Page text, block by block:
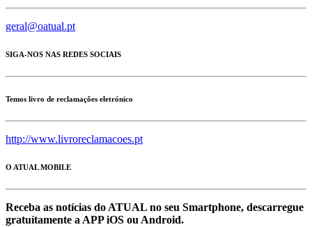
geral@oatual.pt
SIGA-NOS NAS REDES SOCIAIS
Temos livro de reclamações eletrónico
http://www.livroreclamacoes.pt
O ATUAL MOBILE
Receba as notícias do ATUAL no seu Smartphone, descarregue
gratuítamente a APP iOS ou Android.